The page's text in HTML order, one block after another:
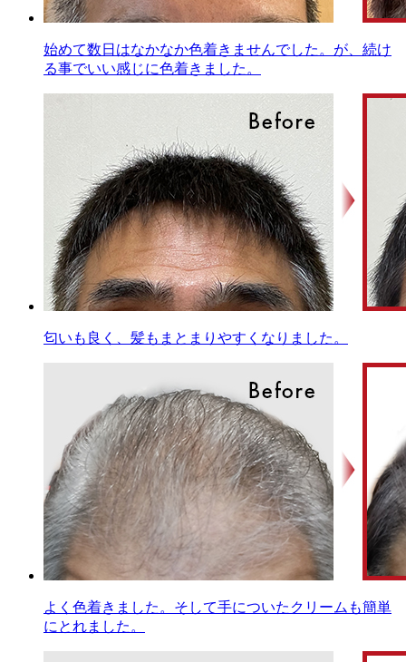
始めて数日はなかなか色着きませんでした。が、続け
る事でいい感じに色着きました。
匂いも良く、髪もまとまりやすくなりました。
よく色着きました。そして手についたクリームも簡単
にとれました。